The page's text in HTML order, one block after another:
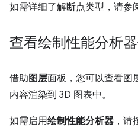
如需详细了解断点类型，请参
查看绘制性能分析
借助 图层面板，您可以查看图
内容渲染到 3D 图表中。
如需启用绘制性能分析器 ，请